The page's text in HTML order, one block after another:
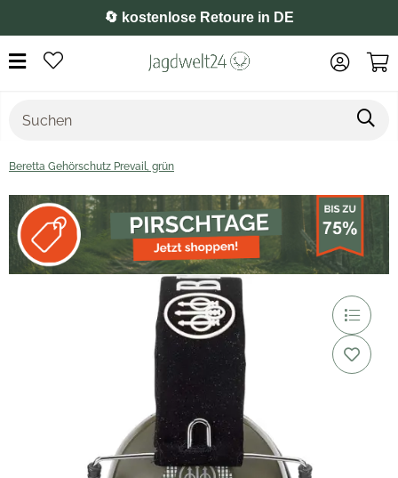
⭐️ 4,8 auf Google
Beretta Gehörschutz Prevail, grün